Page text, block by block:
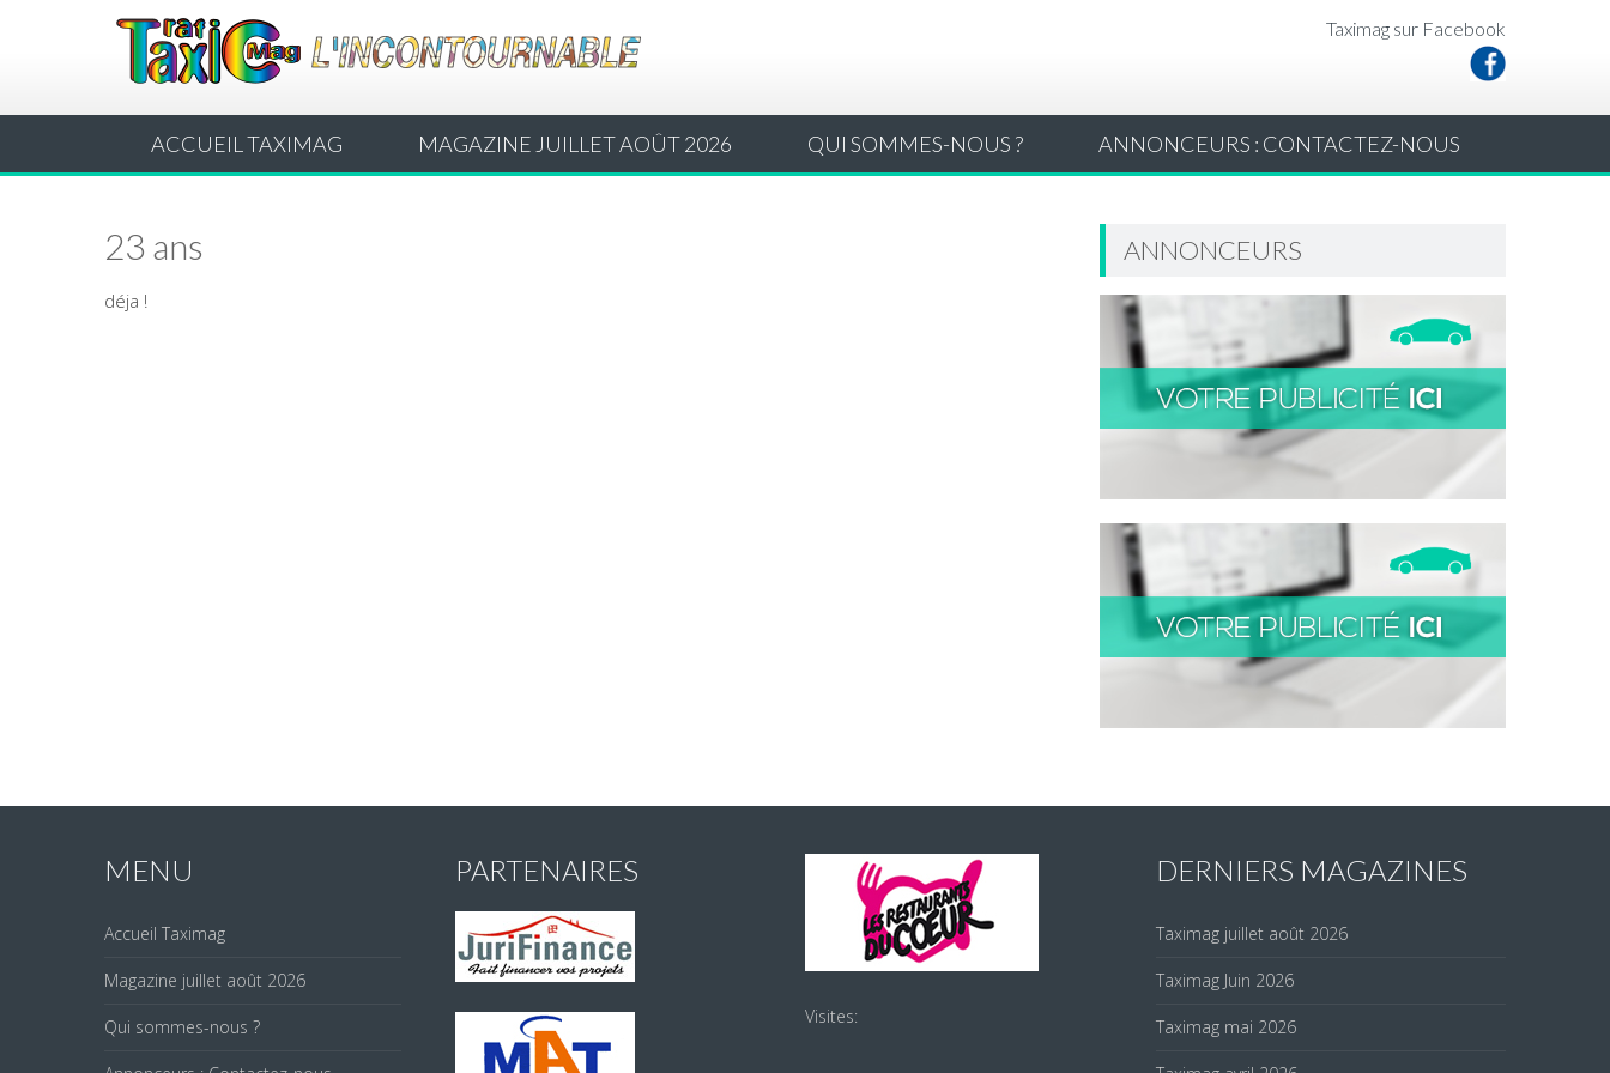
Taximag sur Facebook
ACCUEIL TAXIMAG MAGAZINE JUILLET AOÛT 2026 QUI SOMMES-NOUS ? ANNONCEURS : CONTACTEZ-NOUS
23 ans
déja !
ANNONCEURS
MENU
Accueil Taximag
Magazine juillet août 2026
Qui sommes-nous ?
PARTENAIRES
Visites:
DERNIERS MAGAZINES
Taximag juillet août 2026
Taximag Juin 2026
Taximag mai 2026